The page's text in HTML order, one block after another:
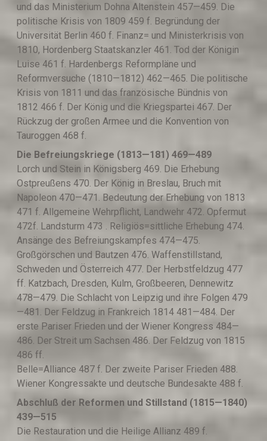
und das Ministerium Dohna Altenstein 457—459. Die
politische Krisis von 1809 459 f. Begründung der
Universität Berlin 460 f. Finanz= und Ministerkrisis von
1810, Hordenberg Staatskanzler 461. Tod der Königin
Luise 461 f. Hardenbergs Reformpläne und
Reformversuche (1810—1812) 462—465. Die politische
Krisis von 1811 und das französische Bündnis von
1812 466 f. Der König und die Kriegspartei 467. Der
Rückzug der großen Armee und die Konvention von
Tauroggen 468 f.
Die Befreiungskriege (1813—181) 469—489
Lorch und Stein in Königsberg 469. Die Erhebung
Ostpreußens 470. Der König in Breslau, Bruch mit
Napoleon 470—471. Bedeutung der Erhebung von 1813
471 f. Allgemeine Wehrpflicht, Landwehr 472. Opfermut
472f. Landsturm 473 . Religiös=sittliche Erhebung 474.
Ansänge des Befreiungskampfes 474—475.
Großgörschen und Bautzen 476. Waffenstillstand,
Schweden und Österreich 477. Der Herbstfeldzug 477
ff. Katzbach, Dresden, Kulm, Großbeeren, Dennewitz
478—479. Die Schlacht von Leipzig und ihre Folgen 479
—481. Der Feldzug in Frankreich 1814 481—484. Der
erste Pariser Frieden und der Wiener Kongress 484—
486. Der Streit um Sachsen 486. Der Feldzug von 1815
486 ff.
Belle=Alliance 487 f. Der zweite Pariser Frieden 488.
Wiener Kongressakte und deutsche Bundesakte 488 f.
Abschluß der Reformen undStillstand (1815—1840)
439—515
Die Restauration und die Heilige Allianz 489 f.